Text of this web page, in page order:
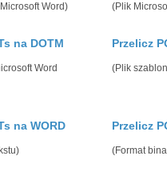
Word) (Plik
na DOTM
Word
Przelicz
(Plik
na WORD Przelicz
(Format